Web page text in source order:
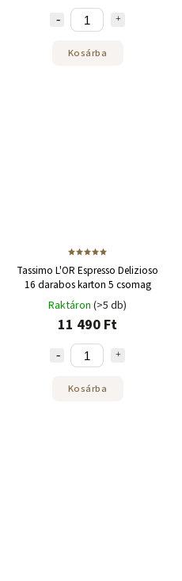
Kosárba
Tassimo L'OR Espresso Delizioso
16 darabos karton 5 csomag
Raktáron (>5 db)
11 490 Ft
Kosárba